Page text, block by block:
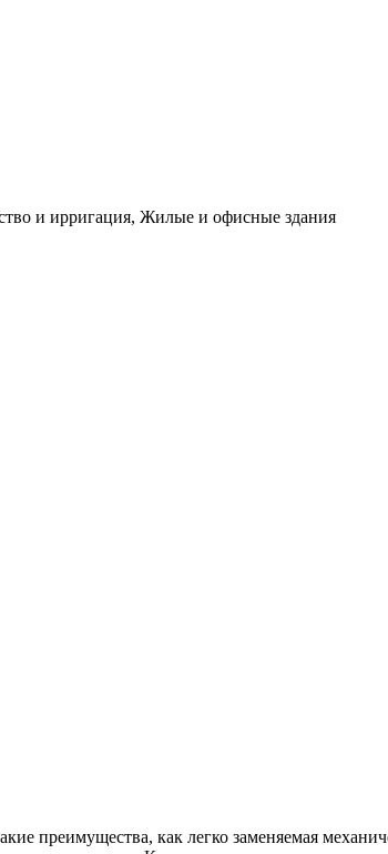
и ирригация, Жилые и офисные здания
преимущества, как легко заменяемая